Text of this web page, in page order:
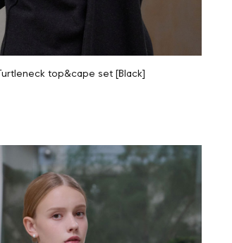
top&cape set [Black]